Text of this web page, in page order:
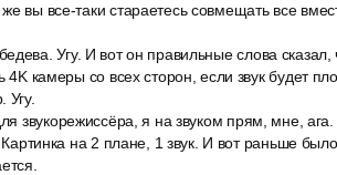
вы все-таки стараетесь совмещать все
Угу. И вот он правильные слова сказал,
камеры со всех сторон, если звук будет
Угу.
звукорежиссёра, я на звуком прям, мне, ага.
на 2 плане, 1 звук. И вот раньше